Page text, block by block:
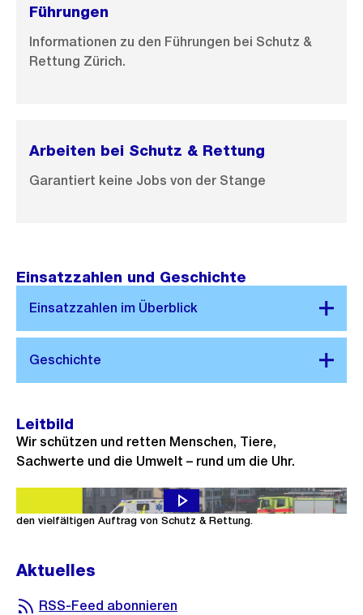
Führungen
Informationen zu den Führungen bei Schutz &
Rettung Zürich.
Arbeiten bei Schutz & Rettung
Garantiert keine Jobs von der Stange
Einsatzzahlen und Geschichte
Leitbild
Wir schützen und retten Menschen, Tiere,
Sachwerte und die Umwelt – rund um die Uhr.
Das Video gibt einen spannenden und authentischen Einblick in
den vielfältigen Auftrag von Schutz & Rettung.
Aktuelles
RSS-Feed abonnieren